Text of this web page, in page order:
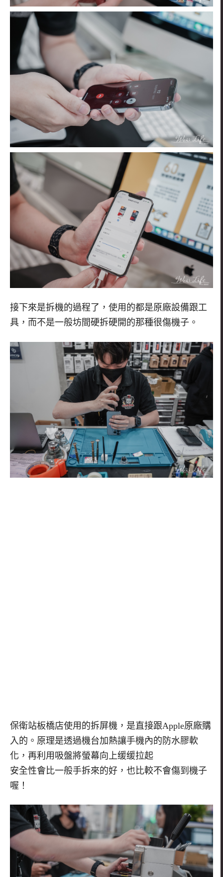
接下來是拆機的過程了，使用的都是原廠設備跟工
具，而不是一般坊間硬拆硬開的那種很傷機子。
保衛站板橋店使用的拆屏機，是直接跟Apple原廠購
入的。原理是透過機台加熱讓手機內的防水膠軟
化，再利用吸盤將螢幕向上缓缓拉起
安全性會比一般手拆來的好，也比較不會傷到機子
喔！